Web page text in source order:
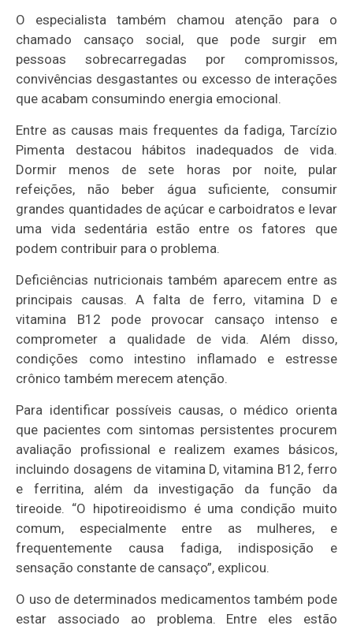
O especialista também chamou atenção para o
chamado cansaço social, que pode surgir em
pessoas sobrecarregadas por compromissos,
convivências desgastantes ou excesso de interações
que acabam consumindo energia emocional.
Entre as causas mais frequentes da fadiga, Tarcízio
Pimenta destacou hábitos inadequados de vida.
Dormir menos de sete horas por noite, pular
refeições, não beber água suficiente, consumir
grandes quantidades de açúcar e carboidratos e levar
uma vida sedentária estão entre os fatores que
podem contribuir para o problema.
Deficiências nutricionais também aparecem entre as
principais causas. A falta de ferro, vitamina D e
vitamina B12 pode provocar cansaço intenso e
comprometer a qualidade de vida. Além disso,
condições como intestino inflamado e estresse
crônico também merecem atenção.
Para identificar possíveis causas, o médico orienta
que pacientes com sintomas persistentes procurem
avaliação profissional e realizem exames básicos,
incluindo dosagens de vitamina D, vitamina B12, ferro
e ferritina, além da investigação da função da
tireoide. “O hipotireoidismo é uma condição muito
comum, especialmente entre as mulheres, e
frequentemente causa fadiga, indisposição e
sensação constante de cansaço”, explicou.
O uso de determinados medicamentos também pode
estar associado ao problema. Entre eles estão